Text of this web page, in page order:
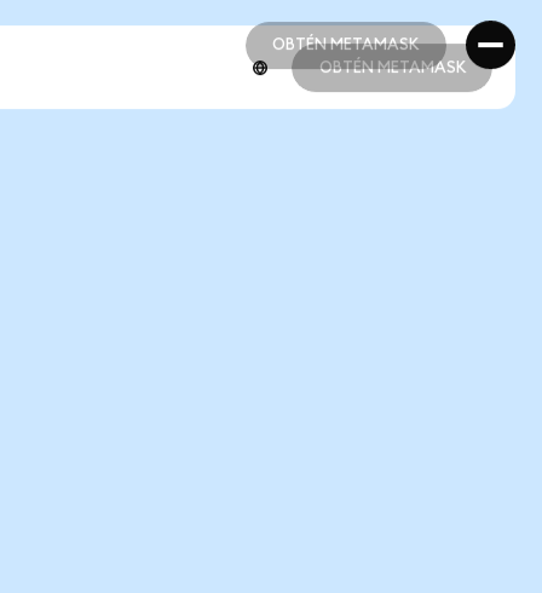
OBTÉN METAMASK
OBTÉN METAMASK
OBTÉN METAMASK